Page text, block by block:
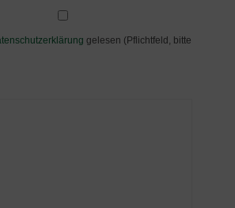
gelesen (Pflichtfeld, bitte